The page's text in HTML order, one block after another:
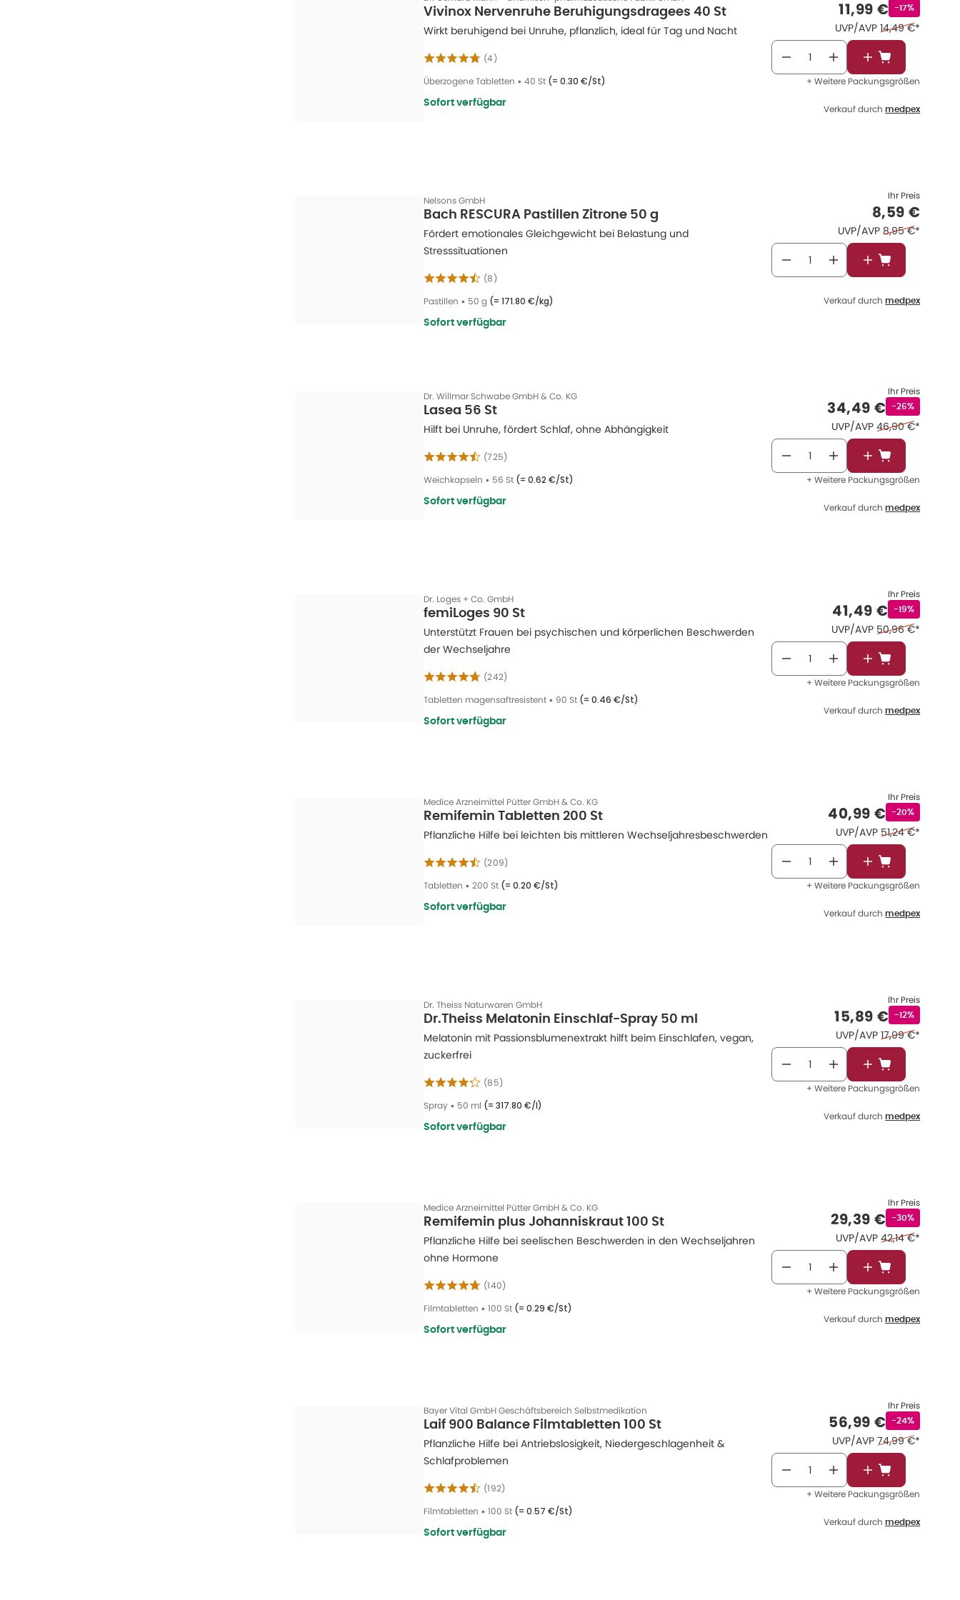
Vivinox Nervenruhe Beruhigungsdragees 40 St
Wirkt beruhigend bei Unruhe, pflanzlich, ideal für Tag und Nacht
(4)
Überzogene Tabletten • 40 St (= 0.30 €/St)
Sofort verfügbar
Verkaufspreis
11,99 € -17%
UVP/AVP Ehemaliger
14,49 €*
In den
+ Weitere Packungsgrößen
Verkauf durch medpex
Nelsons GmbH
Bach RESCURA Pastillen Zitrone 50 g
Fördert emotionales Gleichgewicht bei Belastung und
Stresssituationen
(8)
Pastillen • 50 g (= 171.80 €/kg)
Sofort verfügbar
Ihr Preis
8,59 €
UVP/AVP Ehemaliger
8,95 €*
In den
Verkauf durch medpex
Dr. Willmar Schwabe GmbH & Co. KG
Lasea 56 St
Hilft bei Unruhe, fördert Schlaf, ohne Abhängigkeit
(725)
Weichkapseln • 56 St (= 0.62 €/St)
Sofort verfügbar
Ihr Preis
Verkaufspreis
34,49 €Rabattstempel
-26%
UVP/AVP Ehemaliger Preis
46,90 €*
In den
+ Weitere Packungsgrößen
Verkauf durch medpex
Dr. Loges + Co. GmbH
femiLoges 90 St
Unterstützt Frauen bei psychischen und körperlichen Beschwerden
der Wechseljahre
(242)
Tabletten magensaftresistent • 90 St (= 0.46 €/St)
Sofort verfügbar
Ihr Preis
Verkaufspreis
41,49 €Rabattstempel
-19%
UVP/AVP Ehemaliger Preis
50,96 €*
In den
+ Weitere Packungsgrößen
Verkauf durch medpex
Medice Arzneimittel Pütter GmbH & Co. KG
Remifemin Tabletten 200 St
Pflanzliche Hilfe bei leichten bis mittleren Wechseljahresbeschwerden
(209)
Tabletten • 200 St (= 0.20 €/St)
Sofort verfügbar
Ihr Preis
Verkaufspreis
40,99 €Rabattstempel
-20%
UVP/AVP Ehemaliger
51,24 €*
In den
+ Weitere Packungsgrößen
Verkauf durch medpex
Dr. Theiss Naturwaren GmbH
Dr.Theiss Melatonin Einschlaf-Spray 50 ml
Melatonin mit Passionsblumenextrakt hilft beim Einschlafen, vegan,
zuckerfrei
(85)
Spray • 50 ml (= 317.80 €/l)
Sofort verfügbar
Ihr Preis
Verkaufspreis
15,89 € -12%
UVP/AVP Ehemaliger
17,99 €*
In den
+ Weitere Packungsgrößen
Verkauf durch medpex
Medice Arzneimittel Pütter GmbH & Co. KG
Remifemin plus Johanniskraut 100 St
Pflanzliche Hilfe bei seelischen Beschwerden in den Wechseljahren
ohne Hormone
(140)
Filmtabletten • 100 St (= 0.29 €/St)
Sofort verfügbar
Ihr Preis
Verkaufspreis
29,39 €Rabattstempel
-30%
UVP/AVP Ehemaliger
42,14 €*
In den
+ Weitere Packungsgrößen
Verkauf durch medpex
Bayer Vital GmbH Geschäftsbereich Selbstmedikation
Laif 900 Balance Filmtabletten 100 St
Pflanzliche Hilfe bei Antriebslosigkeit, Niedergeschlagenheit &
Schlafproblemen
(192)
Filmtabletten • 100 St (= 0.57 €/St)
Sofort verfügbar
Ihr Preis
Verkaufspreis
56,99 €Rabattstempel
-24%
UVP/AVP Ehemaliger Preis
74,99 €*
In den
+ Weitere Packungsgrößen
Verkauf durch medpex